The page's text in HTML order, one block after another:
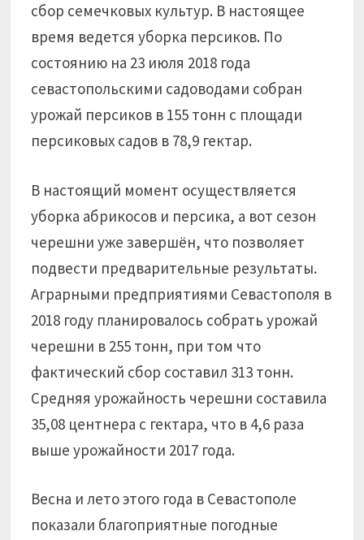
сбор семечковых культур. В настоящее
время ведется уборка персиков. По
состоянию на 23 июля 2018 года
севастопольскими садоводами собран
урожай персиков в 155 тонн с площади
персиковых садов в 78,9 гектар.
В настоящий момент осуществляется
уборка абрикосов и персика, а вот сезон
черешни уже завершён, что позволяет
подвести предварительные результаты.
Аграрными предприятиями Севастополя в
2018 году планировалось собрать урожай
черешни в 255 тонн, при том что
фактический сбор составил 313 тонн.
Средняя урожайность черешни составила
35,08 центнера с гектара, что в 4,6 раза
выше урожайности 2017 года.
Весна и лето этого года в Севастополе
показали благоприятные погодные